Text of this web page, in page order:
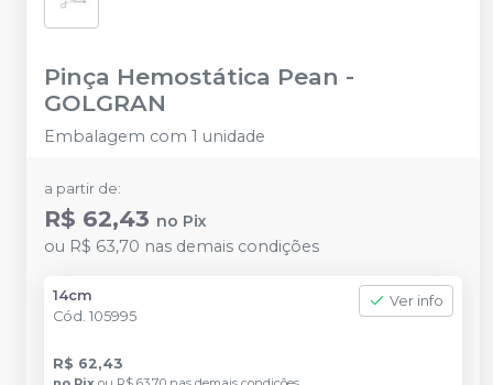
Pinça Hemostática Pean -
GOLGRAN
Embalagem com 1 unidade
a partir de:
R$ 62,43 no Pix
ou R$ 63,70 nas demais condições
14cm
Cód. 105995
Ver info
R$ 62,43